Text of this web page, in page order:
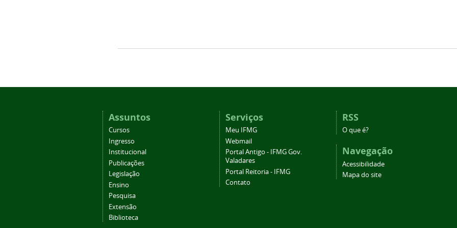
Assuntos
Cursos
Ingresso
Institucional
Publicações
Legislação
Ensino
Pesquisa
Extensão
Biblioteca
Serviços
Meu IFMG
Webmail
Portal Antigo - IFMG Gov.
Valadares
Portal Reitoria - IFMG
Contato
RSS
O que é?
Navegação
Acessibilidade
Mapa do site